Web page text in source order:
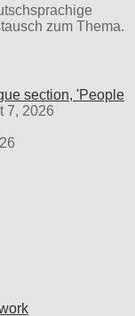
zum Thema.
section, 'People
7, 2026